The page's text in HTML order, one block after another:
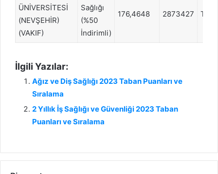
ÜNİVERSİTESİ
(NEVŞEHİR)
(VAKIF)
Sağlığı
(%50
İndirimli)
176,4648 2873427 TYT
İlgili Yazılar:
Ağız ve Diş Sağlığı 2023 Taban Puanları ve
Sıralama
2 Yıllık İş Sağlığı ve Güvenliği 2023 Taban
Puanları ve Sıralama